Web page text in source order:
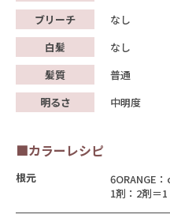
ブリーチ
なし
白髪
なし
髪質
普通
明るさ
中明度
■カラーレシピ
根元
6ORANGE
1剤：2剤＝